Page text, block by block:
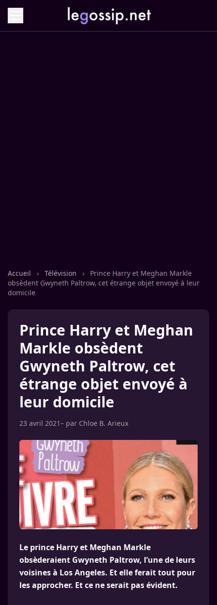
Accueil › Télévision ›
Prince Harry et Meghan Markle
obsèdent Gwyneth Paltrow, cet étrange objet envoyé à leur
domicile
Prince Harry et Meghan
Markle obsèdent
Gwyneth Paltrow, cet
étrange objet envoyé à
leur domicile
23 avril 2021– par Chloe B. Arieux
Le prince Harry et Meghan Markle
obsèderaient Gwyneth Paltrow, l’une de leurs
voisines à Los Angeles. Et elle ferait tout pour
les approcher. Et ce ne serait pas évident.